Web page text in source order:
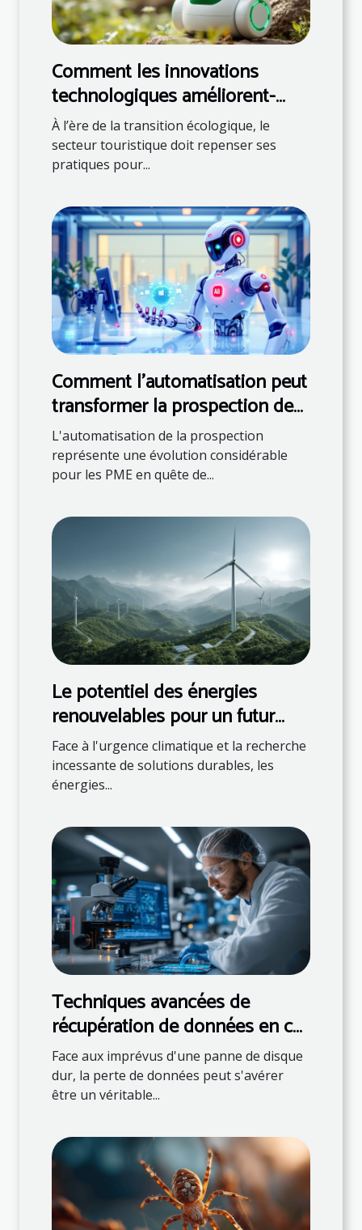
Comment les innovations
technologiques améliorent-
elles le tourisme durable ?
À l’ère de la transition écologique, le
secteur touristique doit repenser ses
pratiques pour...
Comment l'automatisation peut
transformer la prospection des
PME ?
L'automatisation de la prospection
représente une évolution considérable
pour les PME en quête de...
Le potentiel des énergies
renouvelables pour un futur
durable
Face à l'urgence climatique et la recherche
incessante de solutions durables, les
énergies...
Techniques avancées de
récupération de données en cas
de panne de disque dur
Face aux imprévus d'une panne de disque
dur, la perte de données peut s'avérer
être un véritable...